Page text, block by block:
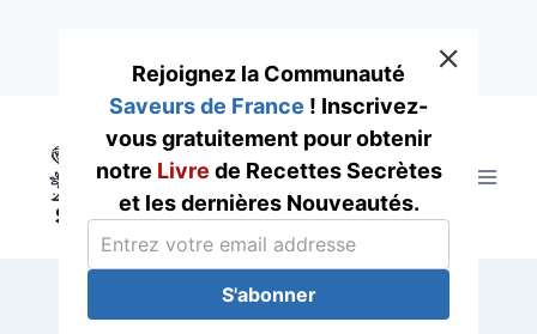
content
Rejoignez la Communauté
Saveurs de France ! Inscrivez-
vous gratuitement pour obtenir
notre Livre de Recettes Secrètes
et les dernières Nouveautés.
S'abonner